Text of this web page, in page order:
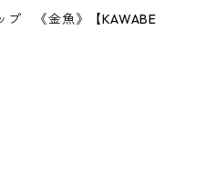
プ 《金魚》【KAWABE